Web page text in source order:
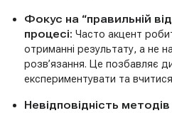
Фокус на “правильній
процесі: Часто акцент
отриманні результату, а не на
розв’язання. Це позбавляє
експериментувати та
Невідповідність